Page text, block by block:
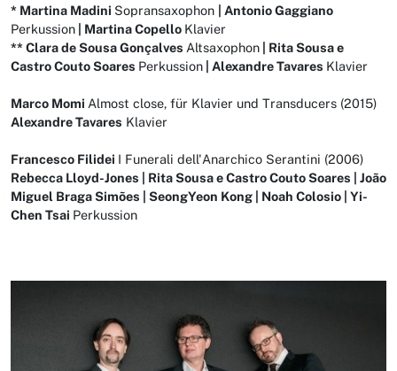
* Martina Madini Sopransaxophon
| Antonio Gaggiano
Perkussion | Martina Copello Klavier
** Clara de Sousa Gonçalves Altsaxophon | Rita Sousa e
Castro Couto Soares Perkussion | Alexandre Tavares Klavier
Marco Momi Almost close, für Klavier und Transducers (2015)
Alexandre Tavares Klavier
Francesco Filidei I Funerali dell'Anarchico Serantini (2006)
Rebecca Lloyd-Jones | Rita Sousa e Castro Couto Soares | João
Miguel Braga Simões | SeongYeon Kong | Noah Colosio | Yi-
Chen Tsai Perkussion